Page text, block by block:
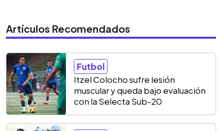
Artículos Recomendados
Futbol
Itzel Colocho sufre lesión
muscular y queda bajo evaluación
con la Selecta Sub-20